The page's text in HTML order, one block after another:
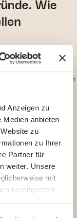
Anzeigen zu
Medien anbieten
zu
zu Ihrer
Partner für
weiter. Unsere
mit
bereitgestellt
der Dienste
die Menschen soll auch
mehrsprachig